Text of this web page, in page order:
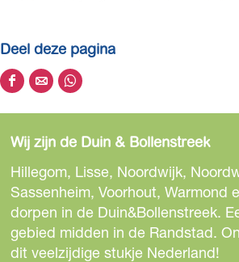
Deel deze pagina
D
e
l
d
e
z
e
p
D
e
l
d
e
z
e
p
D
e
l
d
e
z
e
p
Wij zijn de Duin & Bollenstreek
Hillegom, Lisse, Noordwijk,
Sassenheim, Voorhout, Warmond
dorpen in de Duin&Bollenstreek.
gebied midden in de Randstad.
dit veelzijdige stukje Nederland!